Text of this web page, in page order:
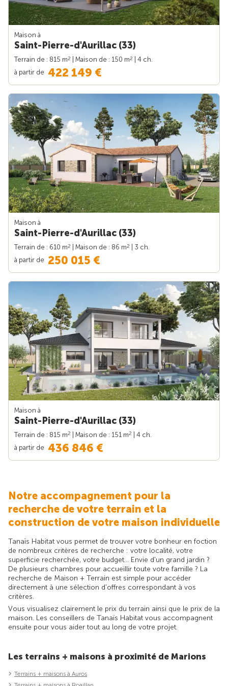
Maison à
Saint-Pierre-d'Aurillac (33)
Terrain de : 815 m2 | Maison de : 150 m2
| 4 ch.
à partir de 422 149 €
Maison à
Saint-Pierre-d'Aurillac (33)
Terrain de : 610 m2 | Maison de : 86 m2
| 3 ch.
à partir de 250 015 €
Maison à
Saint-Pierre-d'Aurillac (33)
Terrain de : 815 m2 | Maison de : 151 m2
| 4 ch.
à partir de 436 846 €
Notre accompagnement pour la
recherche de votre terrain et la
construction de votre maison individuelle
Tanaïs Habitat vous permet de trouver votre bonheur en foction
de nombreux critères de recherche : votre localité, votre
superficie recherchée, votre budget... Envie d'un grand jardin ?
De plusieurs chambres pour accueillir toute votre famille ? La
recherche de Maison + Terrain est simple pour accéder
directement à une sélection d'offres correspondant à vos
critères.
Vous visualisez clairement le prix du terrain ainsi que le prix de la
maison. Les conseillers de Tanaïs Habitat vous accompagnent
ensuite pour vous aider tout au long de votre projet.
Les terrains + maisons à proximité de Marions
Terrains + maisons à Auros